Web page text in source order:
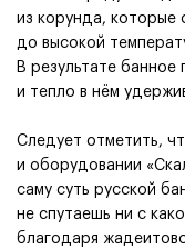
из корунда, которые
до высокой
В результате
и тепло в нём
Следует отметить,
и оборудовании «
саму суть русской
не спутаешь ни с
благодаря